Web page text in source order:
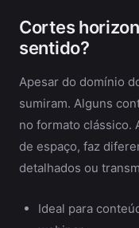
Cortes
sentido?
Apesar do domínio
sumiram. Alguns
no formato clássico.
de espaço, faz
detalhados ou
Ideal para